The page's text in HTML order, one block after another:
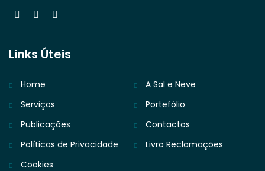
Links Úteis
Home
A Sal e Neve
Serviços
Portefólio
Publicações
Contactos
Políticas de Privacidade
Livro Reclamações
Cookies